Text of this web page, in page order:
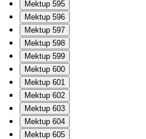
Mektup 595
Mektup 596
Mektup 597
Mektup 598
Mektup 599
Mektup 600
Mektup 601
Mektup 602
Mektup 603
Mektup 604
Mektup 605